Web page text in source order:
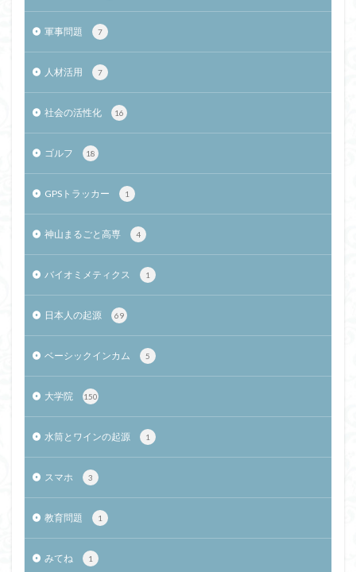
軍事問題 7
人材活用 7
社会の活性化 16
ゴルフ 18
GPSトラッカー 1
神山まるごと高専 4
バイオミメティクス 1
日本人の起源 69
ベーシックインカム 5
大学院 150
水筒とワインの起源 1
スマホ 3
教育問題 1
みてね 1